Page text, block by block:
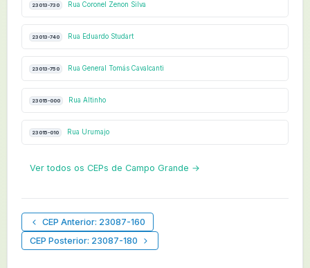
23013-730 Rua Coronel Zenon Silva
23013-740 Rua Eduardo Studart
23013-750 Rua General Tomás Cavalcanti
23015-000 Rua Altinho
23015-010 Rua Urumajo
Ver todos os CEPs de Campo Grande →
CEP Anterior: 23087-160
CEP Posterior: 23087-180